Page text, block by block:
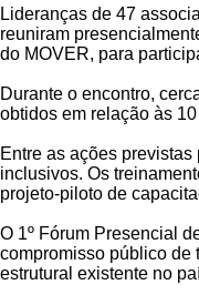
Lideranças de 47
reuniram
do MOVER, para
Durante o encontro,
obtidos em relação às
Entre as ações
inclusivos. Os
projeto-piloto de
O 1º Fórum Presencial
compromisso público de
estrutural existente no